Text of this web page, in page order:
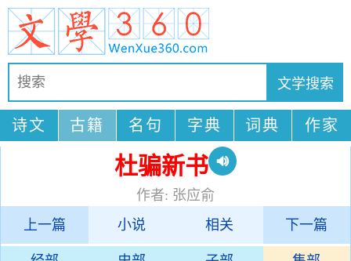
诗文 古籍 名句 字典 词典 作家
杜骗新书
作者: 张应俞
上一篇
小说 相关 下一篇